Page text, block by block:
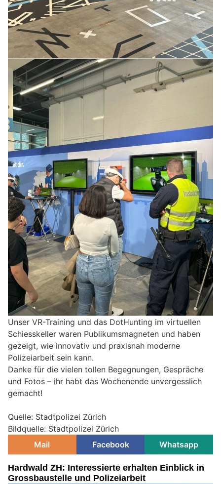
Unser VR-Training und das DotHunting im virtuellen
Schiesskeller waren Publikumsmagneten und haben
gezeigt, wie innovativ und praxisnah moderne
Polizeiarbeit sein kann.
Danke für die vielen tollen Begegnungen, Gespräche
und Fotos – ihr habt das Wochenende unvergesslich
gemacht!
Quelle: Stadtpolizei Zürich
Bildquelle: Stadtpolizei Zürich
Mail
Facebook Whatsapp
Hardwald ZH: Interessierte erhalten Einblick in
Grossbaustelle und Polizeiarbeit